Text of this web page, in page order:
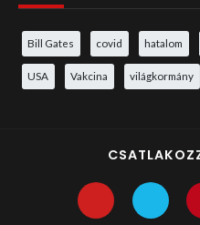
Bill Gates covid hatalom
USA Vakcina világkormány